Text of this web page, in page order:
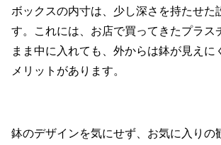
ボックスの内寸は、少し深さを持たせた
す。これには、お店で買ってきたプラス
まま中に入れても、外からは鉢が見えに
メリットがあります。
鉢のデザインを気にせず、お気に入りの